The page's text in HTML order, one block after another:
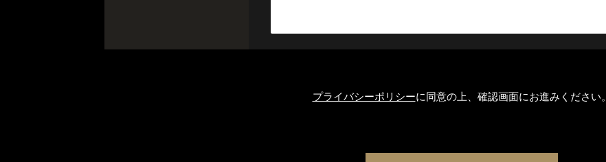
プライバシーポリシーに同意の上、確認画面にお進みください。